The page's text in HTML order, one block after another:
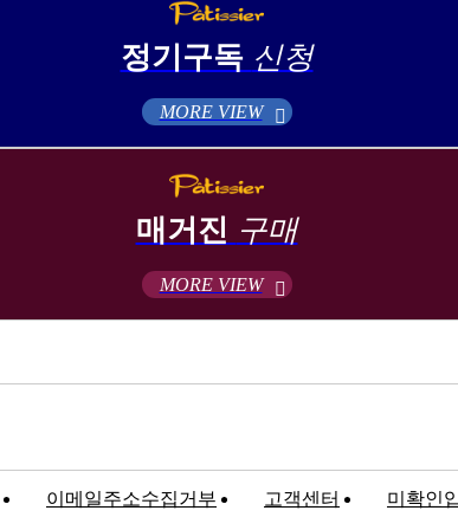
정기구독 신청
MORE VIEW
매거진 구매
MORE VIEW
이메일주소수집거부 고객센터 미확인